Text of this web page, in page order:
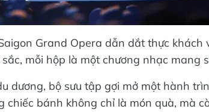
Grand Opera dẫn dắt thực khách
mỗi hộp là một chương nhạc mang
dương, bộ sưu tập gợi mở một hành
chiếc bánh không chỉ là món quà, mà